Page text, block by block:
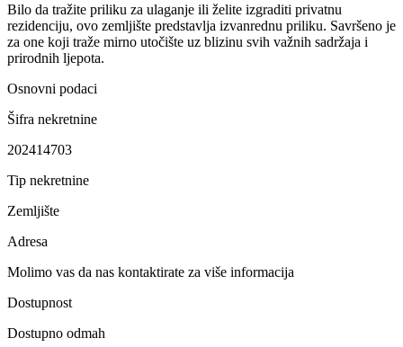
Bilo da tražite priliku za ulaganje ili želite izgraditi privatnu
rezidenciju, ovo zemljište predstavlja izvanrednu priliku. Savršeno je
za one koji traže mirno utočište uz blizinu svih važnih sadržaja i
prirodnih ljepota.
Osnovni podaci
Šifra nekretnine
202414703
Tip nekretnine
Zemljište
Adresa
Molimo vas da nas kontaktirate za više informacija
Dostupnost
Dostupno odmah